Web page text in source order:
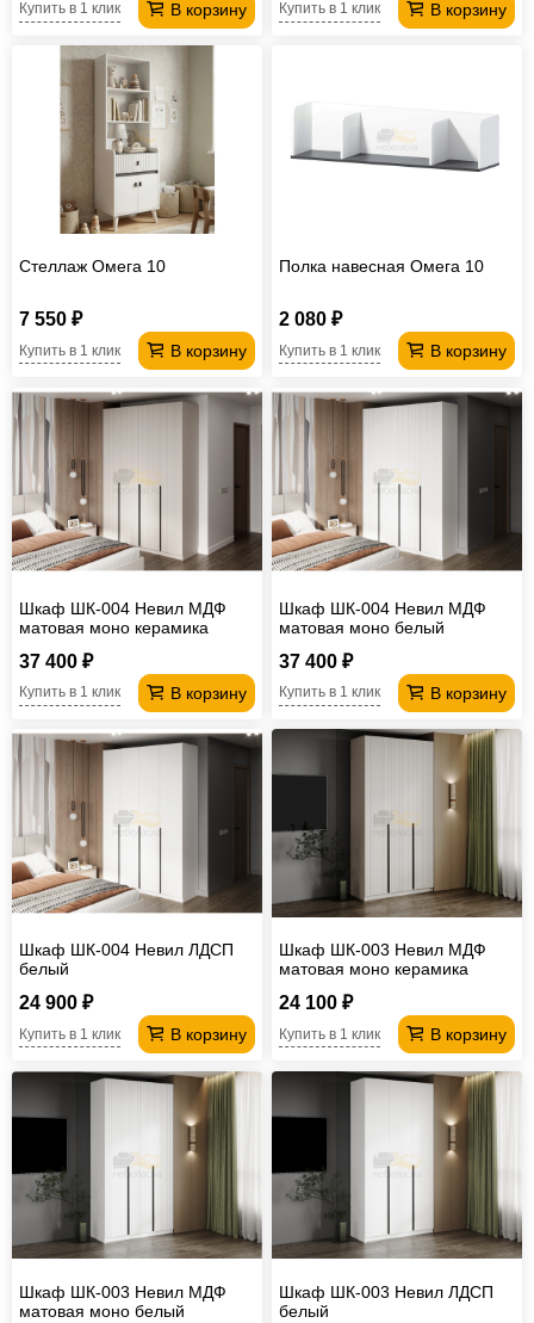
В корзину
Купить в 1 клик В корзину
Купить в 1 клик
Стеллаж Омега 10
7 550 ₽
В корзину
Купить в 1 клик
Полка навесная Омега 10
2 080 ₽
В корзину
Купить в 1 клик
Шкаф ШК-004 Невил МДФ
матовая моно керамика
37 400 ₽
В корзину
Купить в 1 клик
Шкаф ШК-004 Невил МДФ
матовая моно белый
37 400 ₽
В корзину
Купить в 1 клик
Шкаф ШК-004 Невил ЛДСП
белый
24 900 ₽
В корзину
Купить в 1 клик
Шкаф ШК-003 Невил МДФ
матовая моно керамика
24 100 ₽
В корзину
Купить в 1 клик
Шкаф ШК-003 Невил МДФ
матовая моно белый
Шкаф ШК-003 Невил ЛДСП
белый